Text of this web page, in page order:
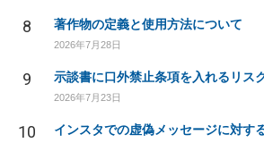
8 著作物の定義と使用方法について
2026年7月28日
9 示談書に口外禁止条項を入れるリス
2026年7月23日
10 インスタでの虚偽メッセージに対す